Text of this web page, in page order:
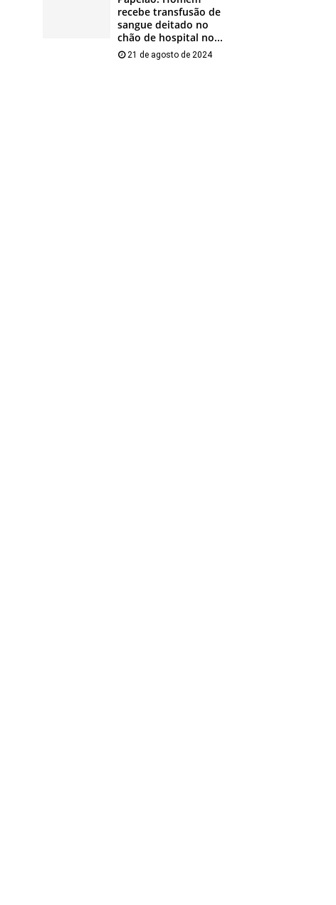
recebe transfusão de
sangue deitado no
chão de hospital no...
21 de agosto de 2024